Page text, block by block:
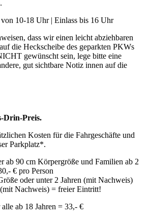
10-18 Uhr | Einlass bis 16 Uhr
dass wir einen leicht abziehbaren
die Heckscheibe des geparkten PKWs
gewünscht sein, lege bitte eine
gut sichtbare Notiz innen auf die
Drin-Preis.
Kosten für die Fahrgeschäfte und
Parkplatz*.
ab 90 cm Körpergröße und Familien ab 2
€ pro Person
oder unter 2 Jahren (mit Nachweis)
Nachweis) = freier Eintritt!
ab 18 Jahren = 33,- €